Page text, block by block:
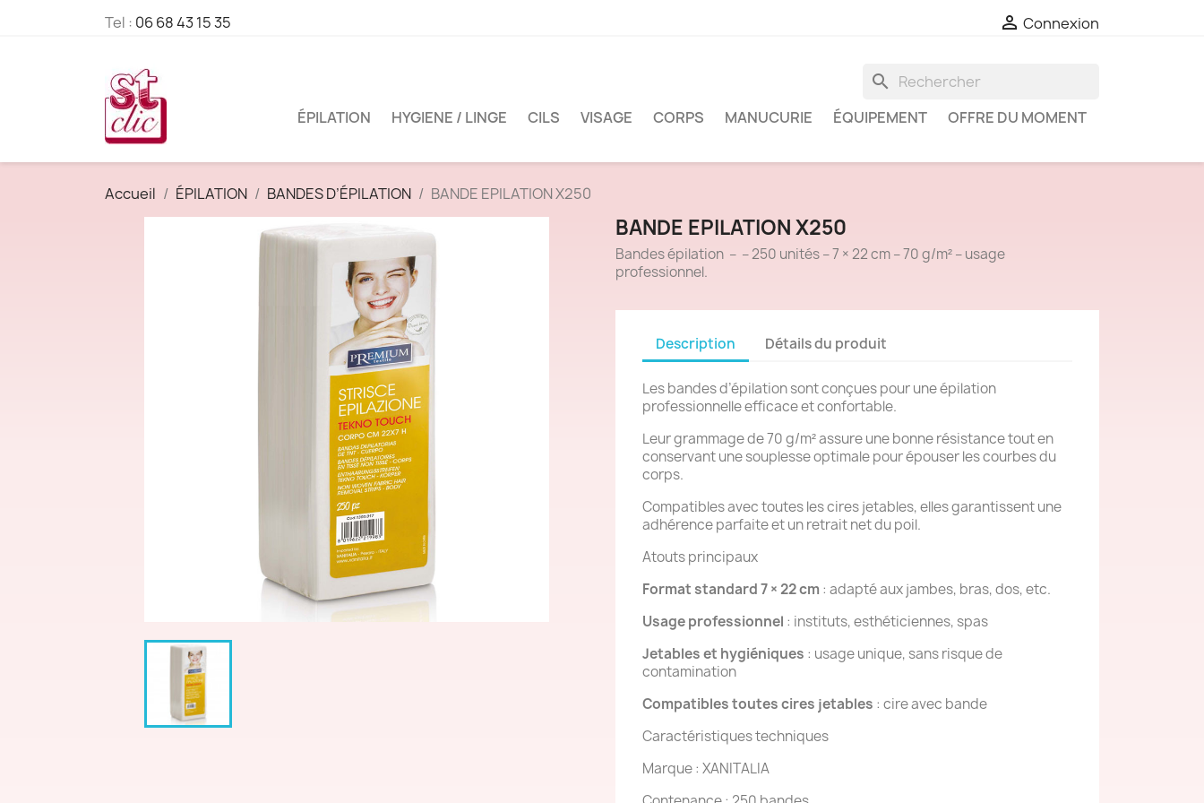
Tel : 06 68 43 15 35  Connexion
search
ÉPILATION HYGIENE / LINGE CILS VISAGE CORPS MANUCURIE ÉQUIPEMENT OFFRE DU MOMENT
Accueil ÉPILATION BANDES D’ÉPILATION BANDE EPILATION X250
BANDE EPILATION X250
Bandes épilation – – 250 unités – 7 × 22 cm – 70 g/m² – usage
professionnel.
Description Détails du produit
Les bandes d’épilation sont conçues pour une épilation
professionnelle efficace et confortable.
Leur grammage de 70 g/m² assure une bonne résistance tout en
conservant une souplesse optimale pour épouser les courbes du
corps.
Compatibles avec toutes les cires jetables, elles garantissent une
adhérence parfaite et un retrait net du poil.
Atouts principaux
Format standard 7 × 22 cm : adapté aux jambes, bras, dos, etc.
Usage professionnel : instituts, esthéticiennes, spas
Jetables et hygiéniques : usage unique, sans risque de
contamination
Compatibles toutes cires jetables : cire avec bande
Caractéristiques techniques
Marque : XANITALIA